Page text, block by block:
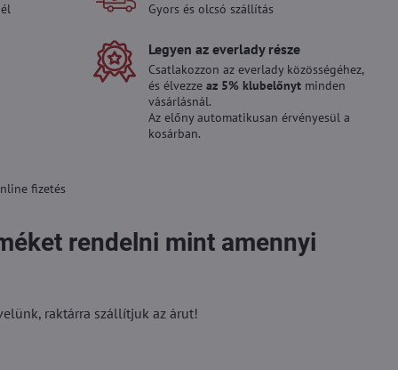
Gyors és olcsó szállítás
Legyen az everlady része
Csatlakozzon az everlady közösségéhez,
és élvezzeaz 5% klubelőnyt minden
vásárlásnál.
Az előny automatikusan érvényesül a
kosárban.
fizetés
rendelni mint amennyi
raktárra szállítjuk az árut!